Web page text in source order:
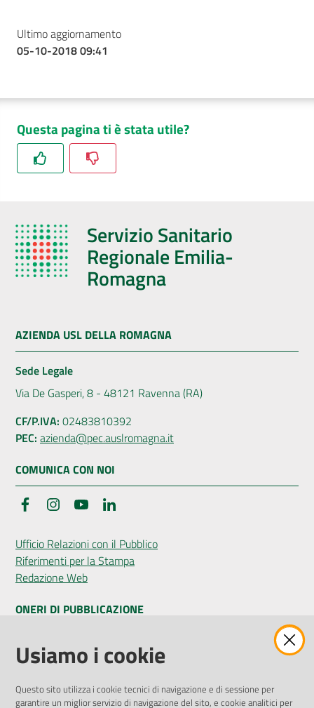
Ultimo aggiornamento
05-10-2018 09:41
Questa pagina ti è stata utile?
Servizio Sanitario
Regionale Emilia-
Romagna
AZIENDA USL DELLA ROMAGNA
Sede Legale
Via De Gasperi, 8 - 48121 Ravenna (RA)
CF/P.IVA: 02483810392
PEC: azienda@pec.auslromagna.it
COMUNICA CON NOI
FacebookInstagramYouTube
Ufficio Relazioni con il Pubblico
Riferimenti per la Stampa
Redazione Web
ONERI DI PUBBLICAZIONE
Amministrazione Trasparente
Pubblicità legale
Privacy Policy
Usiamo i cookie
Questo sito utilizza i cookie tecnici di navigazione e di sessione per
garantire un miglior servizio di navigazione del sito, e cookie analitici per